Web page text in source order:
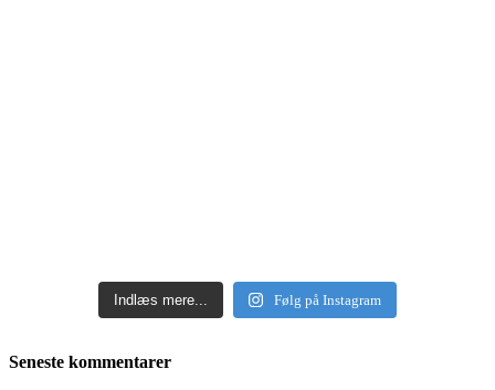
Indlæs mere... Følg på Instagram
Seneste kommentarer